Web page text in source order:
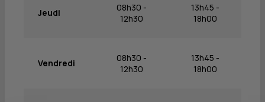
Jeudi
08h30 -
12h30
13h45 -
18h00
Vendredi
08h30 -
12h30
13h45 -
18h00